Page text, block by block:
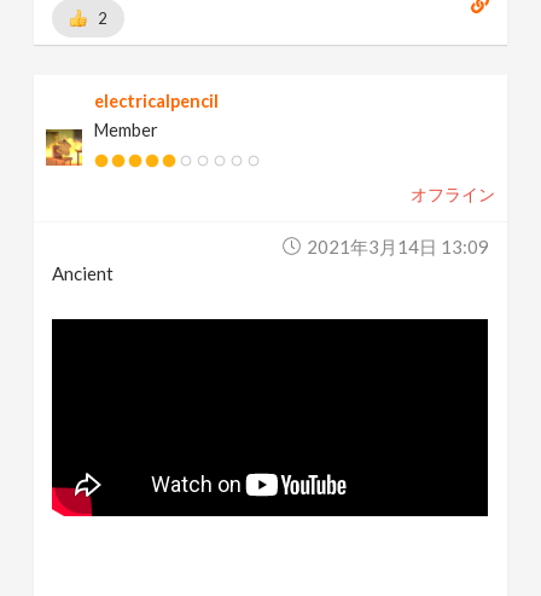
2
electricalpencil
Member
オフライン
2021年3月14日 13:09
Ancient